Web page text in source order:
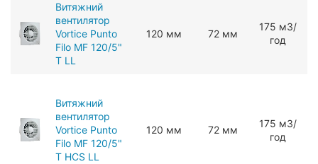
Витяжний
вентилятор
Vortice Punto
Filo MF 120/5"
T LL
120 мм 72 мм
175 мЗ/
год
Витяжний
вентилятор
Vortice Punto
Filo MF 120/5"
T HCS LL
120 мм 72 мм
175 мЗ/
год